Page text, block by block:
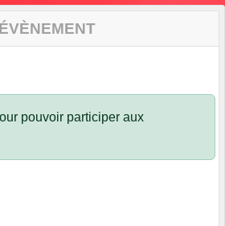
pouvoir participer aux